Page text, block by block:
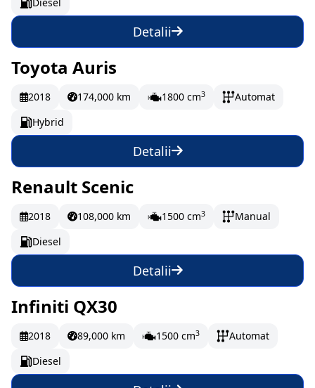
Detalii
Vândut 224.98 EUR/lună
Toyota Auris
2018 174,000 km 1800 cm3
Automat
Hybrid
Detalii
Vândut 233.32 EUR/lună
Renault Scenic
2018 108,000 km 1500 cm3
Manual
Diesel
Detalii
Vândut 288.32 EUR/lună
Infiniti QX30
2018 89,000 km 1500 cm3
Automat
Diesel